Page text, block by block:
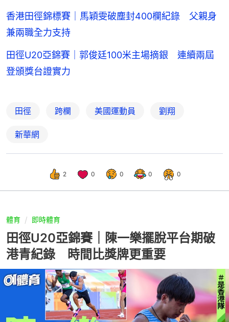
香港田徑錦標賽｜馬穎雯破塵封400欄紀錄 父親身
兼兩職全力支持
田徑U20亞錦賽｜郭俊廷100米主場摘銀 連續兩屆
登頒獎台證實力
田徑 跨欄 美國運動員 劉翔
新華網
2 0 0 0 0
體育 即時體育
田徑U20亞錦賽｜陳一樂擺脫平台期破
港青紀錄 時間比獎牌更重要